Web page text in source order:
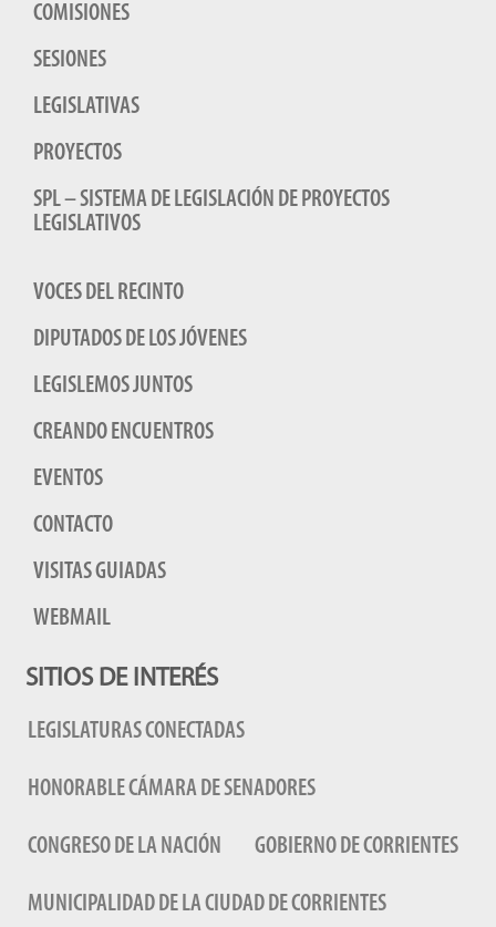
COMISIONES
SESIONES
LEGISLATIVAS
PROYECTOS
SPL – SISTEMA DE LEGISLACIÓN DE PROYECTOS
LEGISLATIVOS
VOCES DEL RECINTO
DIPUTADOS DE LOS JÓVENES
LEGISLEMOS JUNTOS
CREANDO ENCUENTROS
EVENTOS
CONTACTO
VISITAS GUIADAS
WEBMAIL
SITIOS DE INTERÉS
LEGISLATURAS CONECTADAS
HONORABLE CÁMARA DE SENADORES
CONGRESO DE LA NACIÓN GOBIERNO DE CORRIENTES
MUNICIPALIDAD DE LA CIUDAD DE CORRIENTES